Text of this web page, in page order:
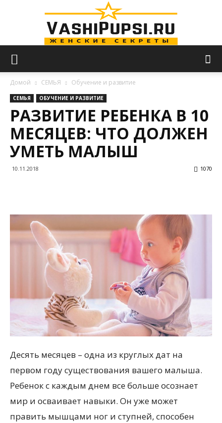
—
Женские
Домой СЕМЬЯ Обучение и развитие
СЕМЬЯ ОБУЧЕНИЕ И РАЗВИТИЕ
РАЗВИТИЕ РЕБЕНКА В 10
МЕСЯЦЕВ: ЧТО ДОЛЖЕН
УМЕТЬ МАЛЫШ
10.11.2018 1070
Десять месяцев – одна из круглых дат на
первом году существования вашего малыша.
Ребенок с каждым днем все больше осознает
мир и осваивает навыки. Он уже может
править мышцами ног и ступней, способен